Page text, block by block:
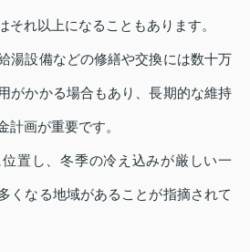
それ以上になることもあります。
湯設備などの修繕や交換には数十万
がかかる場合もあり、長期的な維持
計画が重要です。
置し、冬季の冷え込みが厳しい一
くなる地域があることが指摘されて